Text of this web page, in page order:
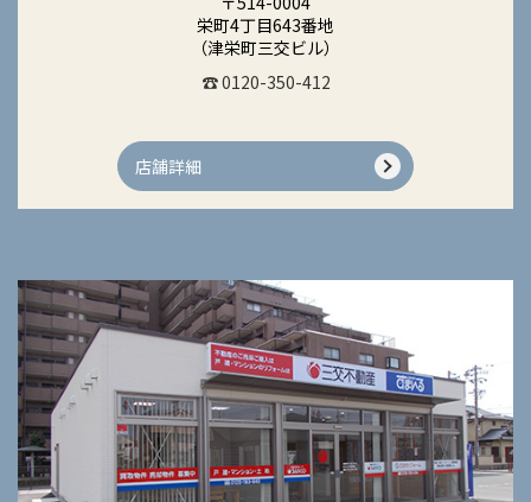
栄町4丁目643番地
（津栄町三交ビル）
☎ 0120-350-412
店舗詳細